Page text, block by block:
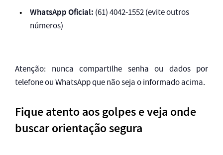
WhatsApp Oficial: (61) 4042-1552 (evite outros
números)
Atenção: nunca compartilhe senha ou dados por
telefone ou WhatsApp que não seja o informado acima.
Fique atento aos golpes e veja onde
buscar orientação segura